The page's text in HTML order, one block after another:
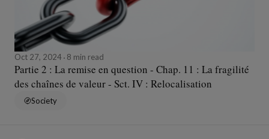
Oct 27, 2024 8 min read
Partie 2 : La remise en question - Chap. 11 : La fragilité
des chaînes de valeur - Sct. IV : Relocalisation
Society